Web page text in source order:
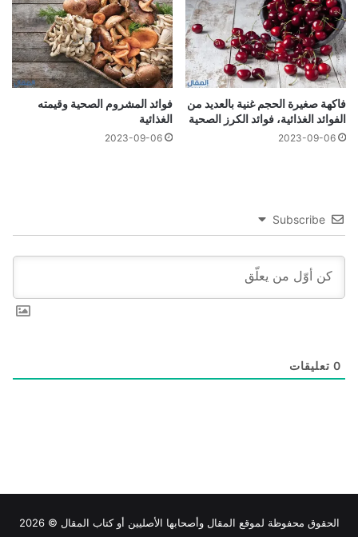
فاكهة صغيرة الحجم غنية بالعديد من
الفوائد الغذائية، فوائد الكرز الصحية
2023-09-06
فوائد المشروم الصحية وقيمته
الغذائية
2023-09-06
Subscribe
0 تعليقات
الحقوق محفوظة لموقع المقال وأصحابها الأصليين أو كتاب المقال © 2026